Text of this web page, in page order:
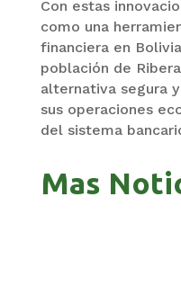
Con estas
como una
financiera en
población de
alternativa segura
sus operaciones
del sistema
Mas